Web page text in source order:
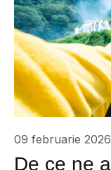
09 februarie 2026
De ce ne